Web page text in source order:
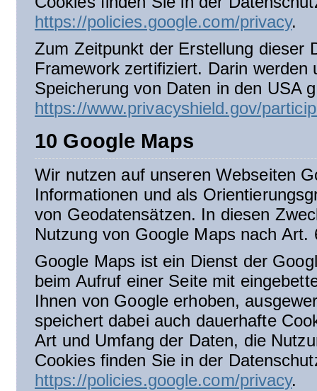
https://policies.google.com/privacy.
Zum Zeitpunkt der Erstellung dieser
Framework zertifiziert. Darin
Speicherung von Daten in den USA
https://www.privacyshield.gov/
10 Google Maps
Wir nutzen auf unseren Webseiten
Informationen und als
von Geodatensätzen. In diesen
Nutzung von Google Maps nach
Google Maps ist ein Dienst der
beim Aufruf einer Seite mit
Ihnen von Google erhoben,
speichert dabei auch dauerhafte
Art und Umfang der Daten, die
Cookies finden Sie in der
https://policies.google.com/privacy.